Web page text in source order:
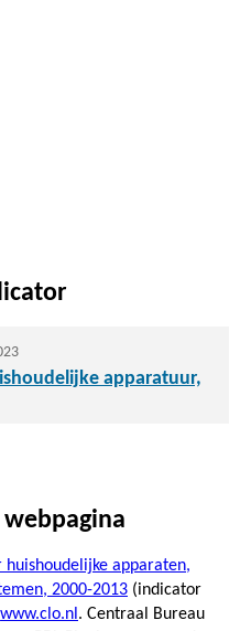
apparatuur,
webpagina
huishoudelijke apparaten,
2000-2013 (indicator
www.clo.nl . Centraal Bureau